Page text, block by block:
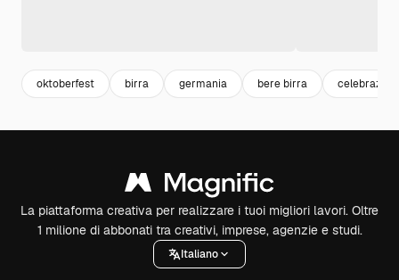
oktoberfest birra germania bere birra
La piattaforma creativa per realizzare i tuoi migliori lavori. Oltre
1 milione di abbonati tra creativi, imprese, agenzie e studi.
Italiano